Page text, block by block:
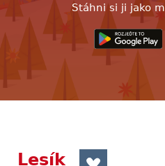
Stáhni si ji jako
Lesík